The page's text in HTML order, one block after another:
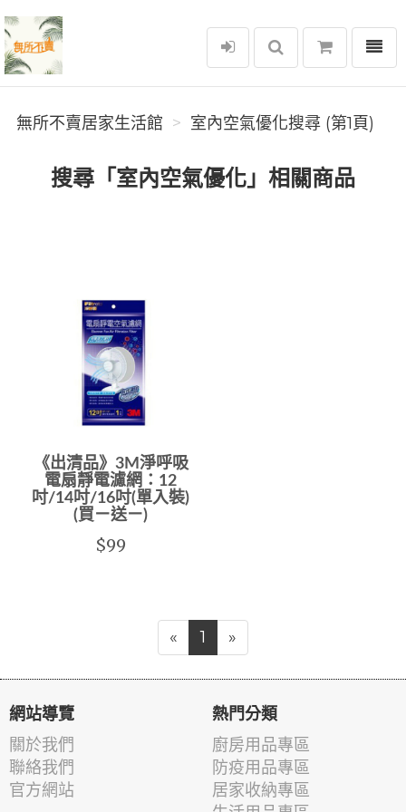
無所不賣居家生活館
選單
無所不賣居家生活館 室內空氣優化搜尋 (第1頁)
搜尋「室內空氣優化」相關商品
《出清品》3M淨呼吸
電扇靜電濾網：12
吋/14吋/16吋(單入裝)
(買ㄧ送ㄧ)
$99
« 1 »
網站導覽
關於我們
聯絡我們
官方網站
熱門分類
廚房用品專區
防疫用品專區
居家收納專區